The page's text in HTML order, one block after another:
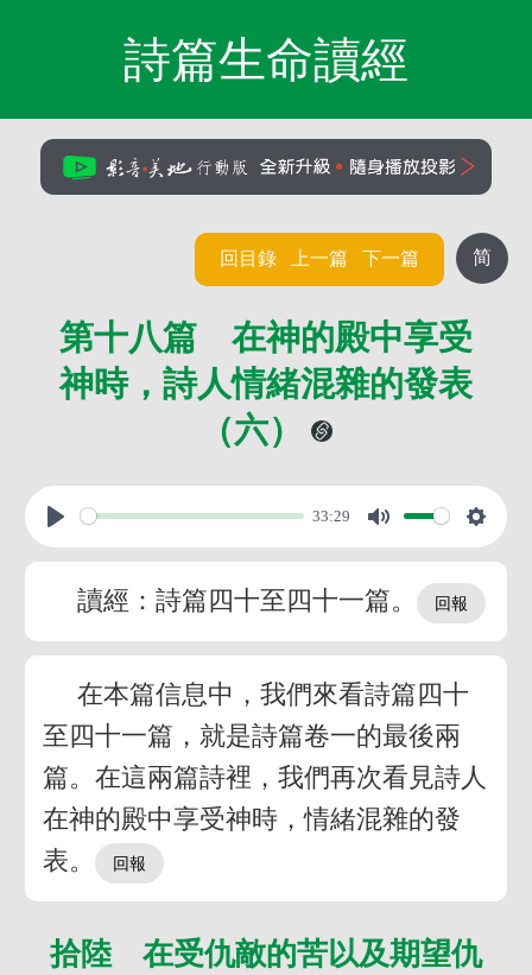
詩篇生命讀經
简
回目錄 上一篇 下一篇
第十八篇 在神的殿中享受
神時，詩人情緒混雜的發表
（六）
33:29
讀經：詩篇四十至四十一篇。
在本篇信息中，我們來看詩篇四十
至四十一篇，就是詩篇卷一的最後兩
篇。在這兩篇詩裡，我們再次看見詩人
在神的殿中享受神時，情緒混雜的發
表。
拾陸 在受仇敵的苦以及期望仇